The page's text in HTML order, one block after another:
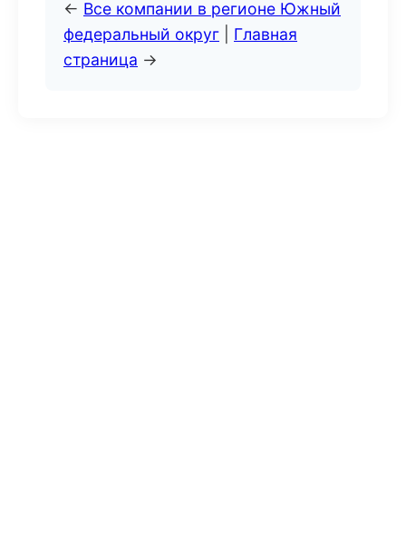
← Все компании в регионе Южный
федеральный округ
Главная
страница →